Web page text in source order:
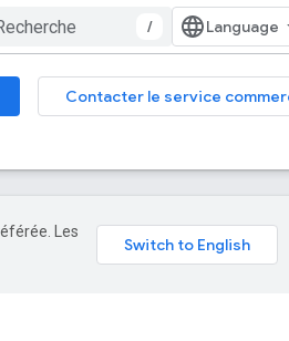
/
Contacter le service
Les